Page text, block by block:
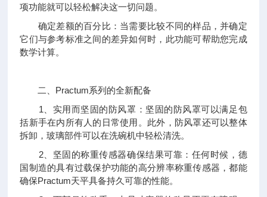
项功能就可以轻松解决这一切问题。
确定差额的百分比：当需要比较不同的样品，并确定
它们与参考标准之间的差异如何时，此功能可帮助您完成
数学计算。
二、Practum系列的全新配备
1、实用而坚固的防风罩：坚固的防风罩可以满足包
括新手在内所有人的日常使用。此外，防风罩还可以整体
拆卸，玻璃部件可以在洗碗机中轻松清洗。
2、坚固的称重传感器确保结果可靠：任何时候，德
国制造的具有过载保护功能的高分辨率称重传感器，都能
确保Practum天平具备持久可靠的性能。